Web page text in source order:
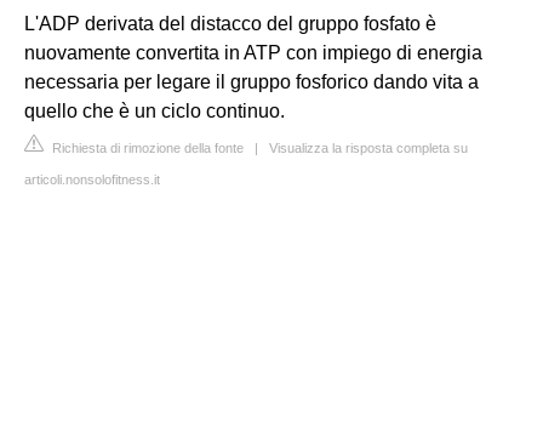
L'ADP derivata del distacco del gruppo fosfato è
nuovamente convertita in ATP con impiego di energia
necessaria per legare il gruppo fosforico dando vita a
quello che è un ciclo continuo.
Richiesta di rimozione della fonte | Visualizza la risposta completa su
articoli.nonsolofitness.it